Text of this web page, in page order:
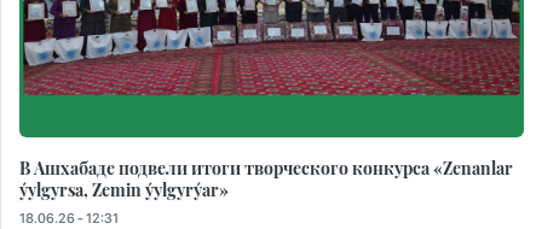
В Ашхабаде подвели итоги творческого конкурса «Zenanlar
ýylgyrsa, Zemin ýylgyrýar»
18.06.26 - 12:31